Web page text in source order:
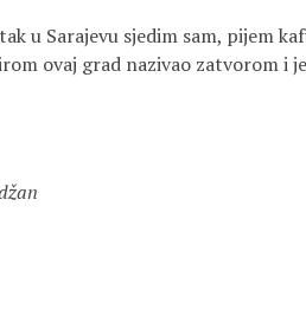
u Sarajevu sjedim sam, pijem
ovaj grad nazivao zatvorom i